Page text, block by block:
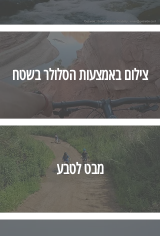
צילום באמצעות הסלולר בשטח
מבט לטבע